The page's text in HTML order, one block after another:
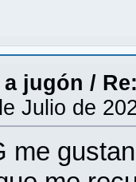
jugón /
Julio de
me